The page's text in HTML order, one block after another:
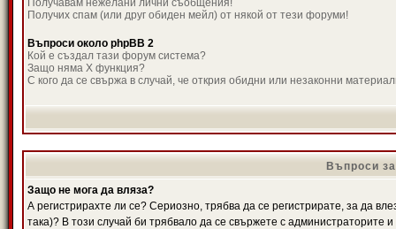
Получавам нежелани лични съобщения!
Получих спам (или друг обиден мейл) от някой от тези форуми!
Въпроси около phpBB 2
Кой е създал тази форум система?
Защо няма X функция?
С кого да се свържа в случай, че открия обидни или незаконни
Въпроси
Защо не мога да вляза?
А регистрирахте ли се? Сериозно, трябва да се регистрирате, за да
така)? В този случай би трябвало да се свържете с администраторите